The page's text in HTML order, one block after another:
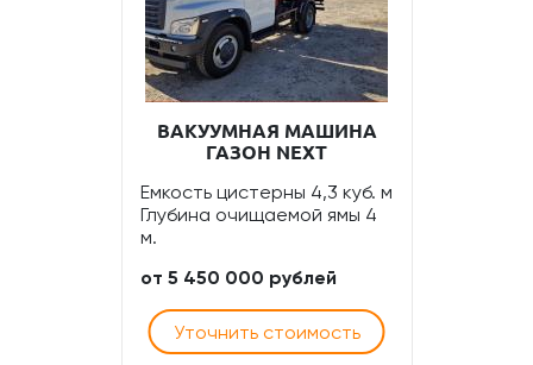
ВАКУУМНАЯ МАШИНА
ГАЗОН NEXT
Емкость цистерны 4,3 куб. м
Глубина очищаемой ямы 4
м.
от 5 450 000 рублей
Уточнить стоимость